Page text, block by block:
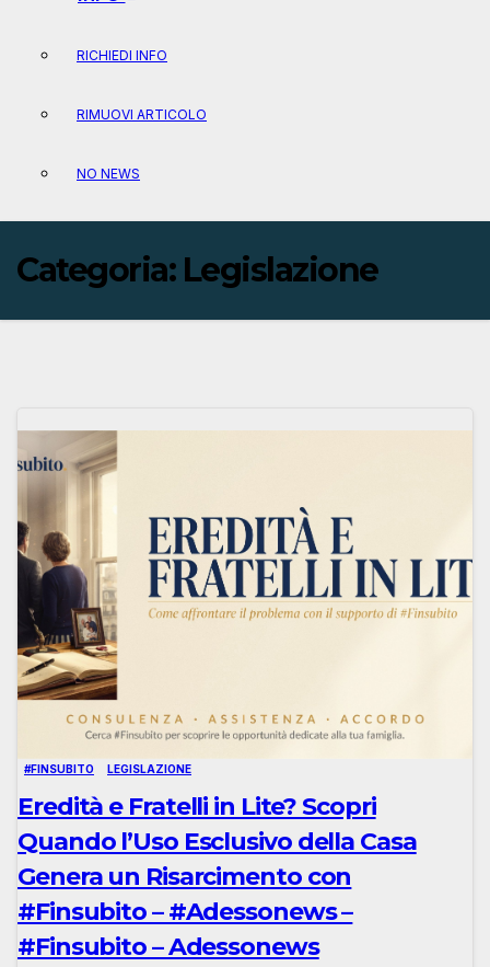
RICHIEDI INFO
RIMUOVI ARTICOLO
NO NEWS
Categoria: Legislazione
#FINSUBITO LEGISLAZIONE
Eredità e Fratelli in Lite? Scopri
Quando l’Uso Esclusivo della Casa
Genera un Risarcimento con
#Finsubito – #Adessonews –
#Finsubito – Adessonews